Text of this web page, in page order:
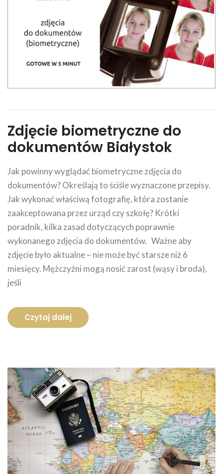
Zdjęcie biometryczne do
dokumentów Białystok
Jak powinny wyglądać biometryczne zdjęcia do
dokumentów? Określają to ściśle wyznaczone przepisy.
Jak wykonać właściwą fotografię, która zostanie
zaakceptowana przez urząd czy szkołę? Krótki
poradnik, kilka zasad dotyczących poprawnie
wykonanego zdjęcia do dokumentów. Ważne aby
zdjęcie było aktualne – nie może być starsze niż 6
miesięcy. Mężczyźni mogą nosić zarost (wąsy i broda),
jeśli
Czytaj dalej